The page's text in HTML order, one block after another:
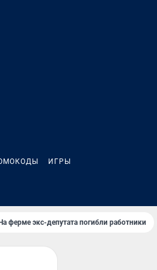
ИГРЫ
ферме экс-депутата погибли работники